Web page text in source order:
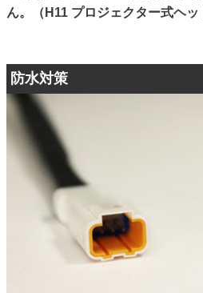
ん。（H11 プロジェクター式ヘッ
防水対策